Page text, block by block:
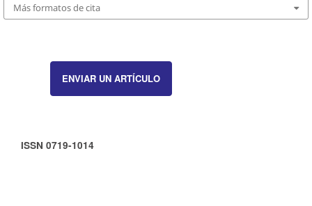
Más formatos de cita
ENVIAR UN ARTÍCULO
ISSN 0719-1014